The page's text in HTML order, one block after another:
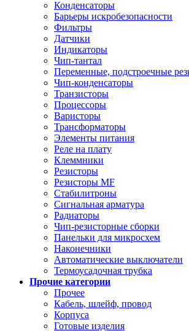
Конденсаторы
Барьеры искробезопасности
Фильтры
Датчики
Индикаторы
Чип-тантал
Переменные, подстроечные
Чип-конденсаторы
Транзисторы
Процессоры
Варисторы
Трансформаторы
Элементы питания
Реле на плату
Клеммники
Резисторы
Резисторы MF
Стабилитроны
Сигнальная арматура
Радиаторы
Чип-резисторные сборки
Панельки для микросхем
Наконечники
Автоматические выключатели
Термоусадочная трубка
Прочие категории
Прочее
Кабель, шлейф, провод
Корпуса
Готовые изделия